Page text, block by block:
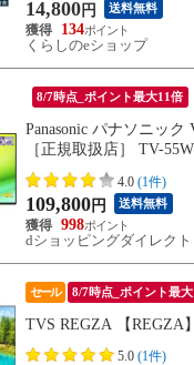
14,800 円 送料無料
134
くらしのeショップ
8/7時点_ポイント最大11倍
Panasonic パナソニッ
［正規取扱店］ TV-
4.0 (1件)
109,800 円 送料無料
998
dショッピングダイレクト
セール 8/7時点_ポイント最
TVS REGZA 【REGZA
5.0 (1件)